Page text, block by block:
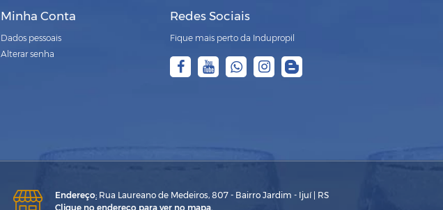
Minha Conta
Dados pessoais
Alterar senha
Redes Sociais
Fique mais perto da Indupropil
Endereço: Rua Laureano de Medeiros, 807 - Bairro Jardim - Ijuí | RS
Clique no endereço para ver no mapa.